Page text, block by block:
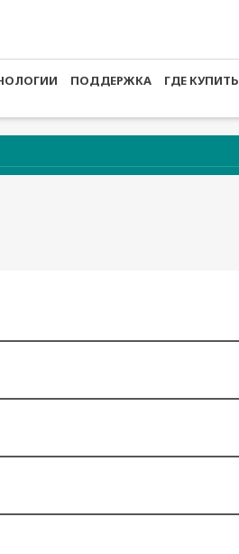
ПОДДЕРЖКА ГДЕ КУПИТЬ